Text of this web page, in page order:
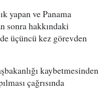
yapan ve Panama
sonra hakkındaki
üçüncü kez görevden
kaybetmesinden
çağrısında